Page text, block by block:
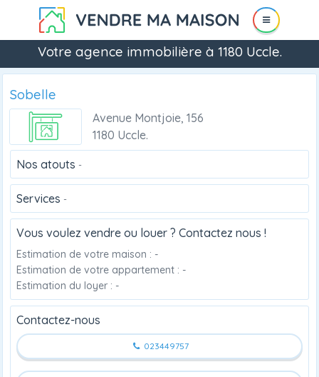
Votre agence immobilière à 1180 Uccle.
Sobelle
Avenue Montjoie, 156
1180 Uccle.
Nos atouts -
Services -
Vous voulez vendre ou louer ? Contactez nous !
Estimation de votre maison : -
Estimation de votre appartement : -
Estimation du loyer : -
Contactez-nous
023449757